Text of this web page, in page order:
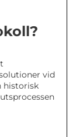
vid
historisk